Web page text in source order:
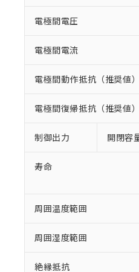
電極間電圧
電極間電流
電極間動作抵抗（推奨値）
電極間復帰抵抗（推奨値）
制御出力 開閉容
寿命
周囲温度範囲
周囲湿度範囲
絶縁抵抗